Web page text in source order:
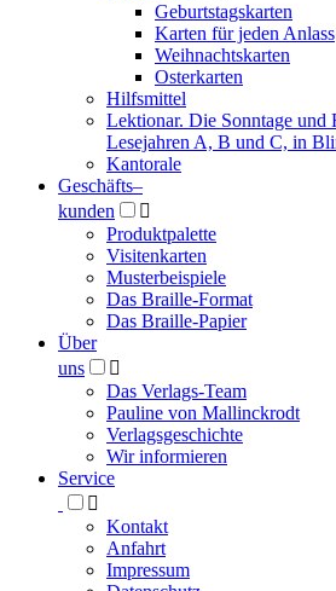
Geburtstagskarten
Karten für jeden Anlass
Weihnachtskarten
Osterkarten
Hilfsmittel
Lektionar. Die Sonntage und
Lesejahren A, B und C, in
Kantorale
Geschäfts­–
kunden

Produktpalette
Visitenkarten
Musterbeispiele
Das Braille-Format
Das Braille-Papier
Über
uns

Das Verlags-Team
Pauline von Mallinckrodt
Verlagsgeschichte
Wir informieren
Service

Kontakt
Anfahrt
Impressum